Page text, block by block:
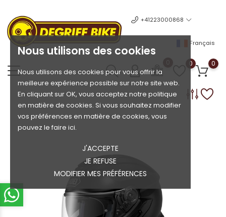
Nous utilisons des cookies
Nous utilisons des cookies pour vous offrir la
meilleure expérience possible sur notre site web.
En cliquant sur OK, vous acceptez notre politique
en matière de cookies. Si vous souhaitez modifier
vos préférences en matière de cookies, vous
pouvez le faire ici.
J'ACCEPTE
JE REFUSE
MODIFIER MES PRÉFÉRENCES
+41223000868
Français
0 0